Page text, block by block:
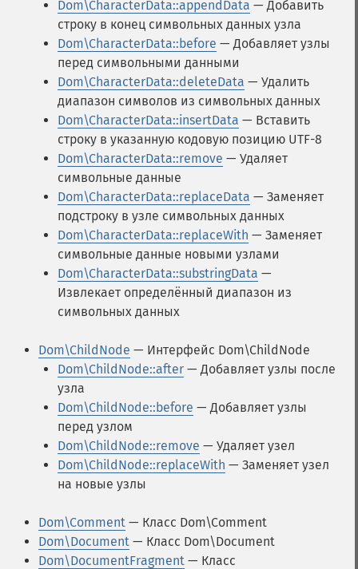
Dom\CharacterData::appendData — Добавить
строку в конец символьных данных узла
Dom\CharacterData::before — Добавляет узлы
перед символьными данными
Dom\CharacterData::deleteData — Удалить
диапазон символов из символьных данных
Dom\CharacterData::insertData — Вставить
строку в указанную кодовую позицию UTF-8
Dom\CharacterData::remove — Удаляет
символьные данные
Dom\CharacterData::replaceData — Заменяет
подстроку в узле символьных данных
Dom\CharacterData::replaceWith — Заменяет
символьные данные новыми узлами
Dom\CharacterData::substringData —
Извлекает определённый диапазон из
символьных данных
Dom\ChildNode — Интерфейс Dom\ChildNode
Dom\ChildNode::after — Добавляет узлы после
узла
Dom\ChildNode::before — Добавляет узлы
перед узлом
Dom\ChildNode::remove — Удаляет узел
Dom\ChildNode::replaceWith — Заменяет узел
на новые узлы
Dom\Comment — Класс Dom\Comment
Dom\Document — Класс Dom\Document
Dom\DocumentFragment — Класс